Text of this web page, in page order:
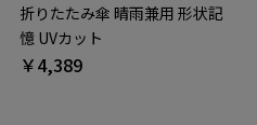
折りたたみ傘 晴雨兼用 形状記
憶 UVカット
￥4,389